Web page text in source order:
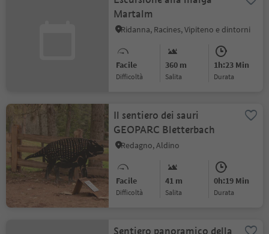
Martalm
Ridanna, Racines, Vipiteno e dintorni
Facile
Difficoltà
360 m
Salita
1h:23 Min
durata
Il sentiero dei sauri
GEOPARC Bletterbach
Redagno, Aldino
Facile
Difficoltà
41 m
Salita
0h:19 Min
durata
Sentiero panoramico della